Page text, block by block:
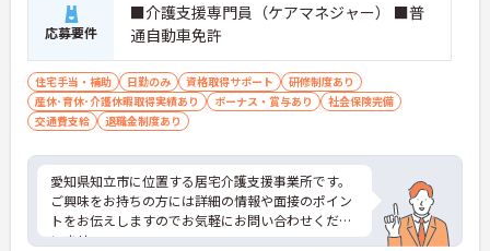
応募要件
■介護支援専門員（ケアマネジャー） ■普
通自動車免許
住宅手当・補助 日勤のみ 資格取得サポート
研修制度あり
産休･育休･介護休暇取得実績あり
ボーナス・賞与あり
社会保険完備
交通費支給
退職金制度あり
愛知県知立市に位置する居宅介護支援事業所です。
ご興味をお持ちの方には詳細の情報や面接のポイン
トをお伝えしますのでお気軽にお問い合わせくださ
いませ。